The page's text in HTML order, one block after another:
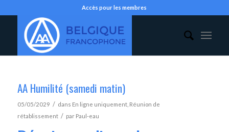
Accès pour les membres
AA Humilité (samedi matin)
05/05/2029 / dans En ligne uniquement, Réunion de
rétablissement / par Paul-eau